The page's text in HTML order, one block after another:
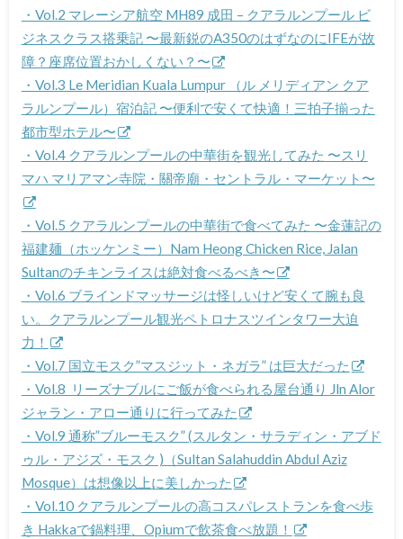
・Vol.2 マレーシア航空 MH89 成田 – クアラルンプール ビ
ジネスクラス搭乗記 〜最新鋭のA350のはずなのにIFEが故
障？座席位置おかしくない？〜
・Vol.3 Le Meridian Kuala Lumpur （ル メリディアン クア
ラルンプール）宿泊記 〜便利で安くて快適！三拍子揃った
都市型ホテル〜
・Vol.4 クアラルンプールの中華街を観光してみた 〜スリ
マハ マリアマン寺院・關帝廟・セントラル・マーケット〜
・Vol.5 クアラルンプールの中華街で食べてみた 〜金蓮記の
福建麺（ホッケンミー）Nam Heong Chicken Rice, Jalan
Sultanのチキンライスは絶対食べるべき〜
・Vol.6 ブラインドマッサージは怪しいけど安くて腕も良
い。クアラルンプール観光ペトロナスツインタワー大迫
力！
・Vol.7 国立モスク”マスジット・ネガラ” は巨大だった
・Vol.8 リーズナブルにご飯が食べられる屋台通り Jln Alor
ジャラン・アロー通りに行ってみた
・Vol.9 通称”ブルーモスク” (スルタン・サラディン・アブド
ゥル・アジズ・モスク )（Sultan Salahuddin Abdul Aziz
Mosque）は想像以上に美しかった
・Vol.10 クアラルンプールの高コスパレストランを食べ歩
き Hakkaで鍋料理、Opiumで飲茶食べ放題！